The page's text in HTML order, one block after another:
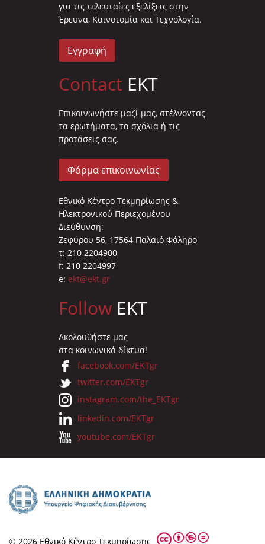
για τις τελευταίες εξελίξεις στην
Έρευνα, Καινοτομία και Τεχνολογία.
Εγγραφή
Contact EKT
Επικοινωνήστε μαζί μας, στέλνοντας
τα ερωτήματα, τα σχόλια ή τις
προτάσεις σας.
Φόρμα επικοινωνίας
Εθνικό Κέντρο Τεκμηρίωσης &
Ηλεκτρονικού Περιεχομένου
Διεύθυνση:
Ζεφύρου 56, 17564 Παλαιό Φάληρο
τ: 210 2204900
f: 210 2204997
e: ekt@ekt.gr
Follow EKT
Ακολουθήστε μας
στα κοινωνικά δίκτυα!
facebook.com/EKTgr
twitter.com/EKTgr
instagram.com/the_EKTgr
linkedin.com/EKTgr
youtube.com/EKTgr
© 2026 Eθνικό Κέντρο Τεκμηρίωσης